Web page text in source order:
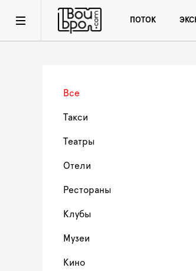
ПОТОК
Все
Такси
Театры
Отели
Рестораны
Клубы
Музеи
Кино